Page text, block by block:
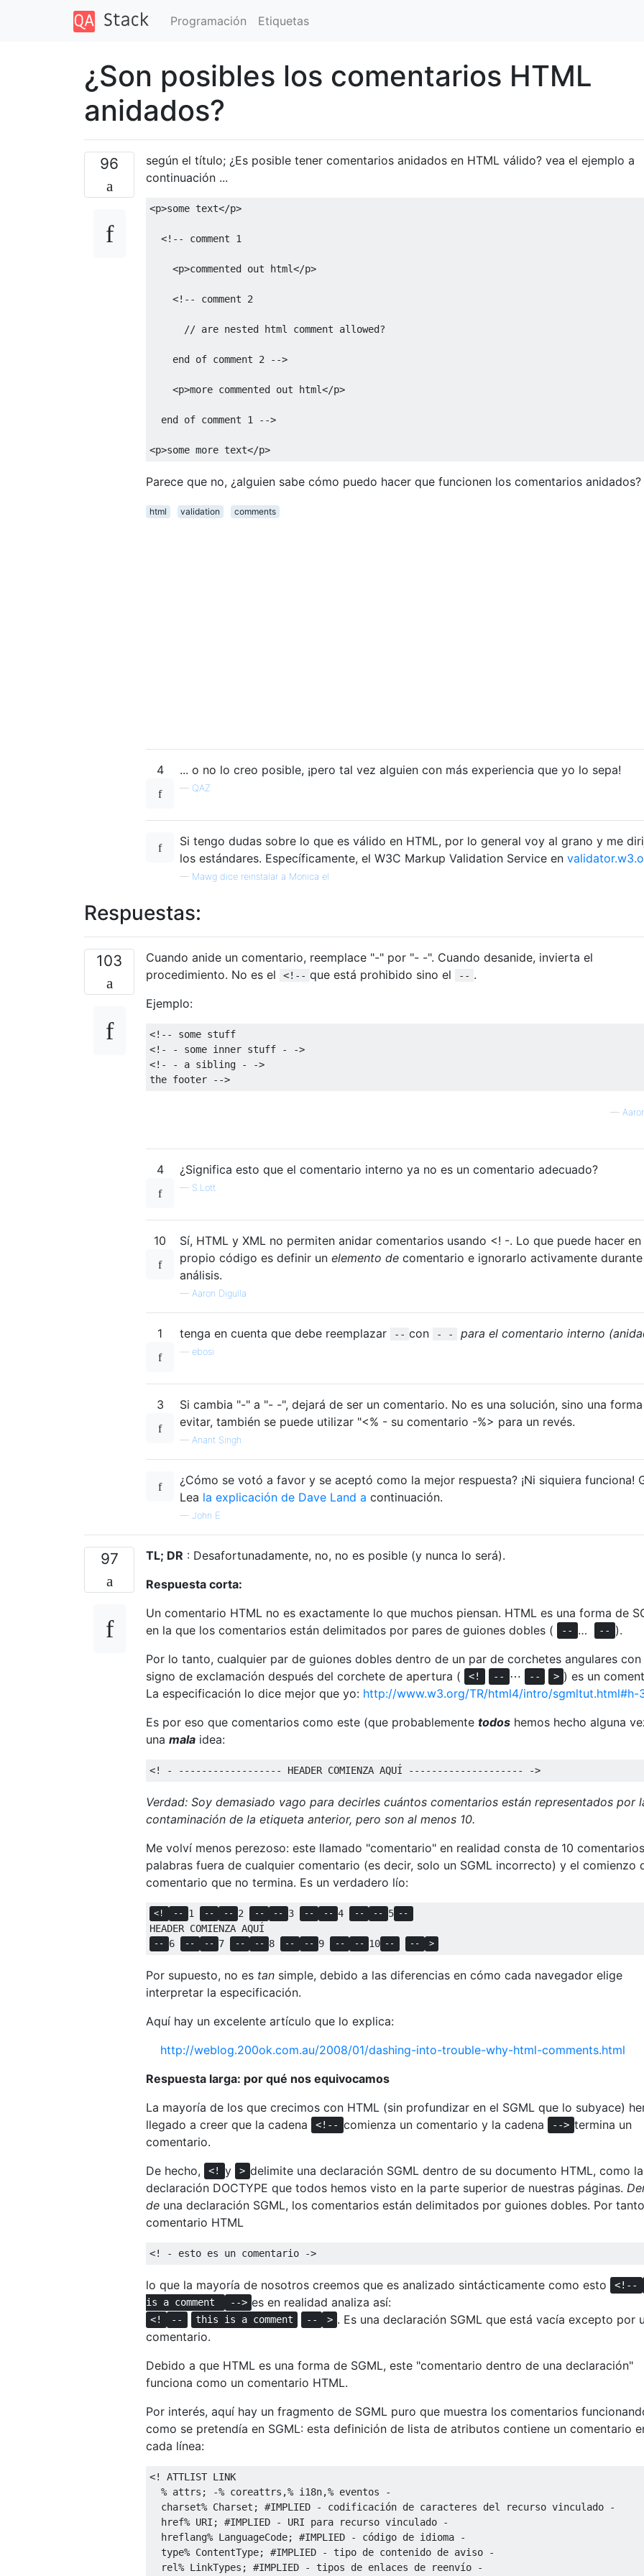
Programación Etiquetas
¿Son posibles los comentarios HTML
anidados?
96
según el título; ¿Es posible tener comentarios anidados en HTML válido? vea el ejemplo a
continuación ...
<p>some text</p>
<!-- comment 1
    <p>commented out html</p>
    <!-- comment 2
      // are nested html comment allowed?
    end of comment 2 -->
<p>more commented out html</p>
  end of comment 1 -->
<p>some more text</p>
Parece que no, ¿alguien sabe cómo puedo hacer que funcionen los comentarios anidados?
html validation comments
4 ... o no lo creo posible, ¡pero tal vez alguien con más experiencia que yo lo sepa!
— QAZ
Si tengo dudas sobre lo que es válido en HTML, por lo general voy al grano y me
los estándares. Específicamente, el W3C Markup Validation Service en
— Mawg dice reinstalar a Monica el
Respuestas:
103
Cuando anide un comentario, reemplace "-" por "- -". Cuando desanide, invierta el
procedimiento. No es el
<!-- que está prohibido sino el -- .
Ejemplo:
<!-- some stuff
<!- - some inner stuff - ->
<!- - a sibling - ->
the footer -->
—
4 ¿Significa esto que el comentario interno ya no es un comentario adecuado?
— S.Lott
10
Sí, HTML y XML no permiten anidar comentarios usando <! -. Lo que puede hacer en
propio código es definir un elemento de comentario e ignorarlo activamente
análisis.
— Aaron Digulla
1 tenga en cuenta que debe reemplazar -- con - - para el comentario interno
ebosi
3
Si cambia "-" a "- -", dejará de ser un comentario. No es una solución, sino una
evitar, también se puede utilizar "<% - su comentario -%> para un revés.
— Anant Singh
¿Cómo se votó a favor y se aceptó como la mejor respuesta? ¡Ni siquiera funciona!
Lea la explicación de Dave Land a continuación.
— John E
97 TL; DR : Desafortunadamente, no, no es posible (y nunca lo será).
Respuesta corta:
Un comentario HTML no es exactamente lo que muchos piensan. HTML es una forma de
en la que los comentarios están delimitados por pares de guiones dobles (
-- … --
).
Por lo tanto, cualquier par de guiones dobles dentro de un par de corchetes angulares con
signo de exclamación después del corchete de apertura (
<! -- ⋯ -- > ) es un
La especificación lo dice mejor que yo: http://www.w3.org/TR/html4/intro/sgmltut.html#h-
Es por eso que comentarios como este (que probablemente todos hemos hecho alguna
una mala idea:
<! - ------------------ HEADER COMIENZA AQUÍ -------------------- ->
Verdad: Soy demasiado vago para decirles cuántos comentarios están representados por
contaminación de la etiqueta anterior, pero son al menos 10.
Me volví menos perezoso: este llamado "comentario" en realidad consta de 10
palabras fuera de cualquier comentario (es decir, solo un SGML incorrecto) y el comienzo
comentario que no termina. Es un verdadero lío:
<! -- 1 -- -- 2 -- -- 3 -- -- 4 -- -- 5 --
-- 6 -- -- 7 -- -- 8 -- -- 9 -- -- 10 -- -- >
Por supuesto, no es tan simple, debido a las diferencias en cómo cada navegador elige
interpretar la especificación.
Aquí hay un excelente artículo que lo explica:
http://weblog.200ok.com.au/2008/01/dashing-into-trouble-why-html-comments.html
Respuesta larga: por qué nos equivocamos
La mayoría de los que crecimos con HTML (sin profundizar en el SGML que lo subyace)
llegado a creer que la cadena
<!-- comienza un comentario y la cadena --> termina un
comentario.
De hecho,
<! y > delimite una declaración SGML dentro de su documento HTML, como la
declaración DOCTYPE que todos hemos visto en la parte superior de nuestras páginas.
de una declaración SGML, los comentarios están delimitados por guiones dobles. Por
comentario HTML
<! - esto es un comentario ->
lo que la mayoría de nosotros creemos que es analizado sintácticamente como esto <!--
is a comment
--> es en realidad analiza así:
<! -- this is a comment -- > . Es una declaración SGML que está vacía excepto por
comentario.
Debido a que HTML es una forma de SGML, este "comentario dentro de una declaración"
funciona como un comentario HTML.
Por interés, aquí hay un fragmento de SGML puro que muestra los comentarios
como se pretendía en SGML: esta definición de lista de atributos contiene un comentario
cada línea:
<! ATTLIST LINK
  % attrs; -% coreattrs,% i18n,% eventos -
  charset% Charset; #IMPLIED - codificación de caracteres del recurso vinculado -
  href% URI; #IMPLIED - URI para recurso vinculado -
  hreflang% LanguageCode; #IMPLIED - código de idioma -
  type% ContentType; #IMPLIED - tipo de contenido de aviso -
  rel% LinkTypes; #IMPLIED - tipos de enlaces de reenvío -